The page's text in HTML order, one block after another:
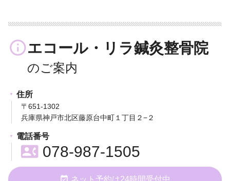
info_outlineエコール・リラ鍼灸整骨院
住所
〒651-1302
兵庫県神戸市北区藤原台中町１丁目２−２
電話番号
contact_phone 078-987-1505
event_available